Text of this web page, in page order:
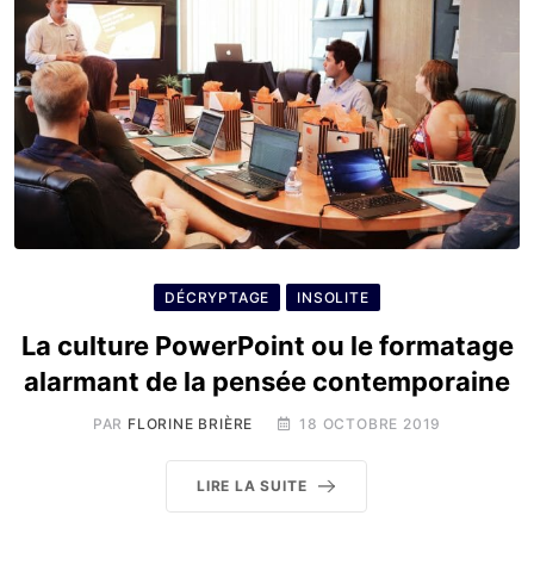
DÉCRYPTAGE INSOLITE
La culture PowerPoint ou le formatage
alarmant de la pensée contemporaine
PAR FLORINE BRIÈRE 18 OCTOBRE 2019
LIRE LA SUITE